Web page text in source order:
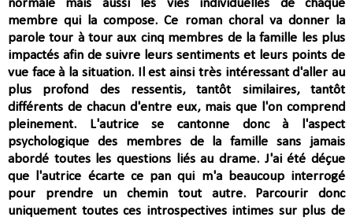
normale mais aussi les vies individuelles de chaque
membre qui la compose. Ce roman choral va donner la
parole tour à tour aux cinq membres de la famille les plus
impactés afin de suivre leurs sentiments et leurs points de
vue face à la situation. Il est ainsi très intéressant d'aller au
plus profond des ressentis, tantôt similaires, tantôt
différents de chacun d'entre eux, mais que l'on comprend
pleinement. L'autrice se cantonne doncà l'aspect
psychologique des membres de la famille sans jamais
abordé toutes les questions liés au drame. J'ai été déçue
que l'autrice écarte ce pan qui m'a beaucoup interrogé
pour prendre un chemin tout autre. Parcourir donc
uniquement toutes ces introspectives intimes sur plus de